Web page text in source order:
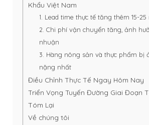
Khẩu Việt Nam
1. Lead time thực tế tăng thêm 15-25
2. Chi phí vận chuyển tăng, ảnh
nhuận
3. Hàng nông sản và thực phẩm bị
nặng nhất
Điều Chỉnh Thực Tế Ngay Hôm Nay
Triển Vọng Tuyến Đường Giai Đoạn
Tóm Lại
Về chúng tôi